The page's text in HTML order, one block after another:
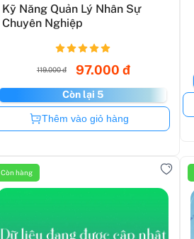
Kỹ Năng Quản Lý Nhân Sự
Chuyên Nghiệp
119.000 đ 97.000 đ
Còn lại 5
Còn hàng
Thêm vào giỏ hàng
Còn hàng